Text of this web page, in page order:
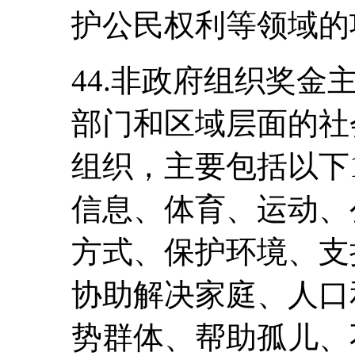
护公民权利等领域
44.非政府组织奖金
部门和区域层面的
组织，主要包括以
信息、体育、运动
方式、保护环境、
协助解决家庭、人
势群体、帮助孤儿